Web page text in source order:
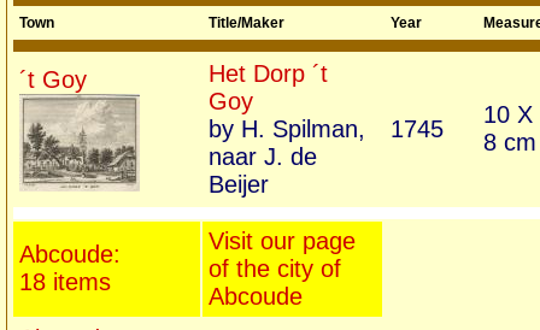
Town Title/Maker Year
´t Goy
Het Dorp ´t
Goy
by H. Spilman,
naar J. de
Beijer
1745
10 X
8 cm
Abcoude:
18 items
Visit our page
of the city of
Abcoude